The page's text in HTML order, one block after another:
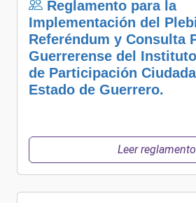
Reglamento para la
Implementación del
Referéndum y Consulta
Guerrerense del
de Participación
Estado de Guerrero.
Leer reglamento